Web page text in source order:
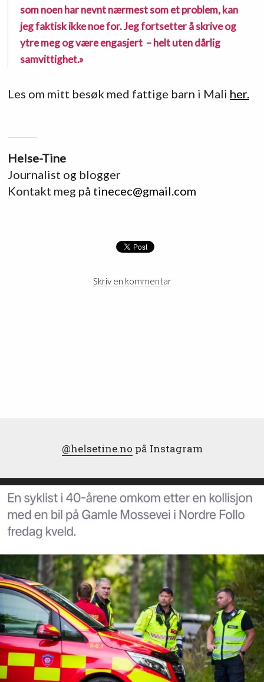
som noen har nevnt nærmest som et problem, kan
jeg faktisk ikke noe for. Jeg fortsetter å skrive og
ytre meg og være engasjert – helt uten dårlig
samvittighet.»
Les om mitt besøk med fattige barn i Mali her.
Helse-Tine
Journalist og blogger
Kontakt meg på tinecec@gmail.com
Skriv en kommentar
@helsetine.no på Instagram